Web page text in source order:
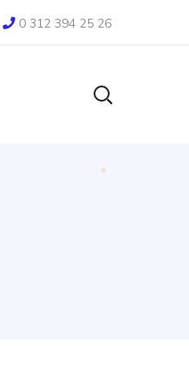
0 312 394 25 26